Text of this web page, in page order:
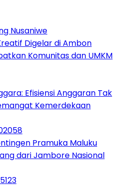
Digelar di Ambon
Komunitas dan UMKM
Efisiensi Anggaran Tak
Kemerdekaan
Pramuka Maluku
dari Jambore Nasional